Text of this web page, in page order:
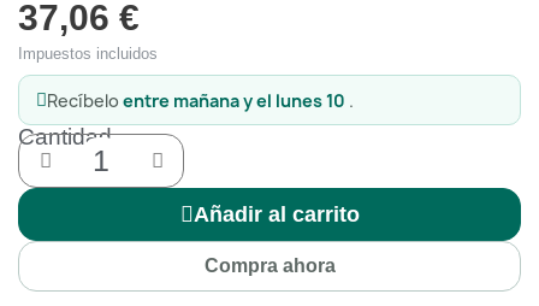
Salud
37,06 €
Impuestos incluidos
Recíbelo entre mañana y el lunes 10 .
Cantidad
Añadir al carrito
Compra ahora